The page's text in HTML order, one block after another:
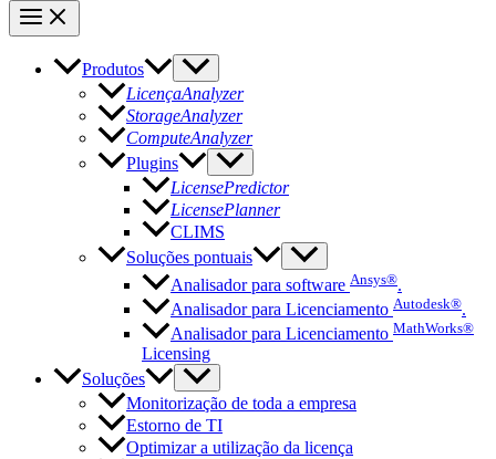
Produtos
LicençaAnalyzer
StorageAnalyzer
ComputeAnalyzer
Plugins
LicensePredictor
LicensePlanner
CLIMS
Soluções pontuais
Analisador para software Ansys®.
Analisador para Licenciamento Autodesk®.
Analisador para Licenciamento MathWorks®
Licensing
Soluções
Monitorização de toda a empresa
Estorno de TI
Optimizar a utilização da licença